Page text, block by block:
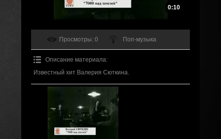
0:10
Просмотры: 0 Поп-музыка
Описание материала:
Известный хит Валерия Сюткина.